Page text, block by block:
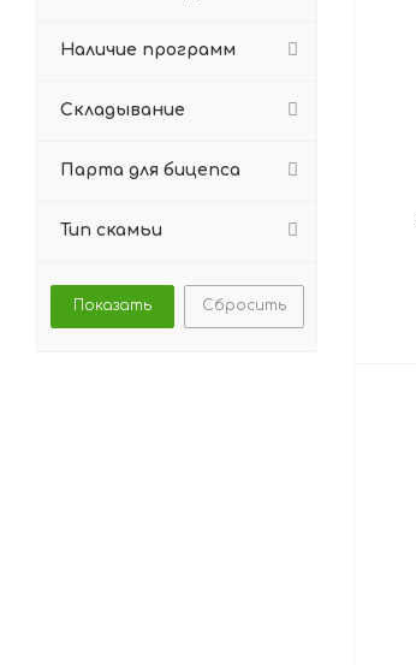
Наличие программ
Складывание
Парта для бицепса
Тип скамьи
Сбросить